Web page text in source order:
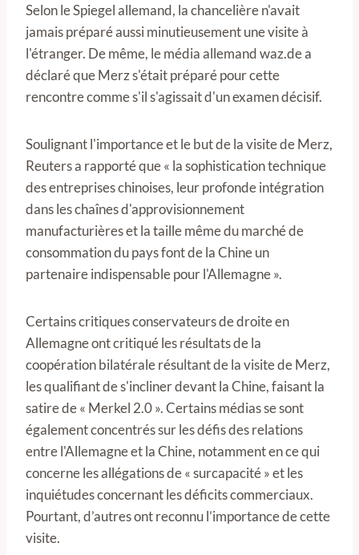
Selon le Spiegel allemand, la chancelière n'avait
jamais préparé aussi minutieusement une visite à
l'étranger. De même, le média allemand waz.de a
déclaré que Merz s'était préparé pour cette
rencontre comme s'il s'agissait d'un examen décisif.
Soulignant l'importance et le but de la visite de Merz,
Reuters a rapporté que « la sophistication technique
des entreprises chinoises, leur profonde intégration
dans les chaînes d'approvisionnement
manufacturières et la taille même du marché de
consommation du pays font de la Chine un
partenaire indispensable pour l'Allemagne ».
Certains critiques conservateurs de droite en
Allemagne ont critiqué les résultats de la
coopération bilatérale résultant de la visite de Merz,
les qualifiant de s'incliner devant la Chine, faisant la
satire de « Merkel 2.0 ». Certains médias se sont
également concentrés sur les défis des relations
entre l'Allemagne et la Chine, notamment en ce qui
concerne les allégations de « surcapacité » et les
inquiétudes concernant les déficits commerciaux.
Pourtant, d’autres ont reconnu l’importance de cette
visite.